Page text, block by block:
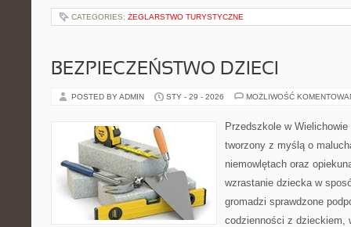
CATEGORIES: ŻEGLARSTWO TURYSTYCZNE
BEZPIECZEŃSTWO DZIECI
POSTED BY ADMIN STY - 29 - 2026 MOŻLIWOŚĆ
Przedszkole w
tworzony z myślą o
niemowlętach oraz
wzrastanie dziecka w
gromadzi sprawdzone
codzienności z dzieckiem,